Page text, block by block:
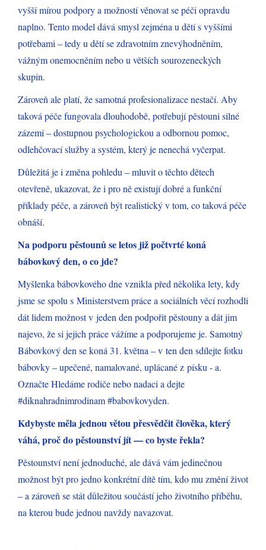
vyšší mírou podpory a možností věnovat se péči opravdu
naplno. Tento model dává smysl zejména u dětí s vyššími
potřebami – tedy u dětí se zdravotním znevýhodněním,
vážným onemocněním nebo u větších sourozeneckých
skupin.
Zároveň ale platí, že samotná profesionalizace nestačí. Aby
taková péče fungovala dlouhodobě, potřebují pěstouni silné
zázemí – dostupnou psychologickou a odbornou pomoc,
odlehčovací služby a systém, který je nenechá vyčerpat.
Důležitá je i změna pohledu – mluvit o těchto dětech
otevřeně, ukazovat, že i pro ně existují dobré a funkční
příklady péče, a zároveň být realistický v tom, co taková péče
obnáší.
Na podporu pěstounů se letos již počtvrté koná
bábovkový den, o co jde?
Myšlenka bábovkového dne vznikla před několika lety, kdy
jsme se spolu s Ministerstvem práce a sociálních věcí rozhodli
dát lidem možnost v jeden den podpořit pěstouny a dát jim
najevo, že si jejich práce vážíme a podporujeme je. Samotný
Bábovkový den se koná 31. května – v ten den sdílejte fotku
bábovky – upečené, namalované, uplácané z písku - a.
Označte Hledáme rodiče nebo nadaci a dejte
#diknahradnimrodinam #babovkovyden.
Kdybyste měla jednou větou přesvědčit člověka, který
váhá, proč do pěstounství jít — co byste řekla?
Pěstounství není jednoduché, ale dává vám jedinečnou
možnost být pro jedno konkrétní dítě tím, kdo mu změní život
– a zároveň se stát důležitou součástí jeho životního příběhu,
na kterou bude jednou navždy navazovat.